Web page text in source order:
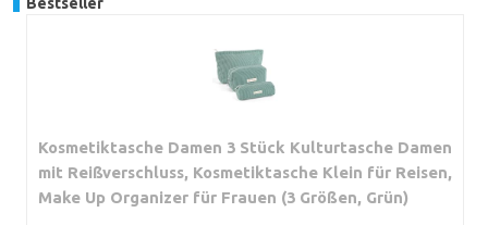
Kosmetiktasche Damen 3 Stück Kulturtasche Damen
mit Reißverschluss, Kosmetiktasche Klein für Reisen,
Make Up Organizer für Frauen (3 Größen, Grün)